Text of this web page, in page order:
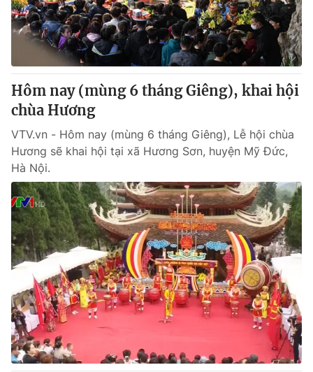
Sản phẩm
Thị trường
Tư vấn
Lịch phát sóng
Chuyên mục khác
Emagazine
Photo Infographic
Video Shorts video
VTV Money VTV Thể thao
VTV Sức khoẻ Bất động sản
Thị trường 24h Tấm lòng Việt
VTV4 Vươn mình bằng AI
Hôm nay (mùng 6 tháng Giêng), khai hội
chùa Hương
VTV.vn - Hôm nay (mùng 6 tháng Giêng), Lễ hội chùa
Hương sẽ khai hội tại xã Hương Sơn, huyện Mỹ Đức,
Hà Nội.